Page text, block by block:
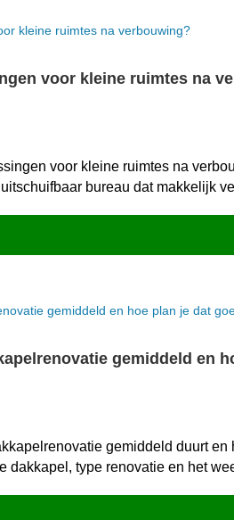
voor kleine ruimtes na
voor kleine ruimtes na
bureau dat makkelijk
gemiddeld en
gemiddeld duurt
dakkapel, type renovatie en het